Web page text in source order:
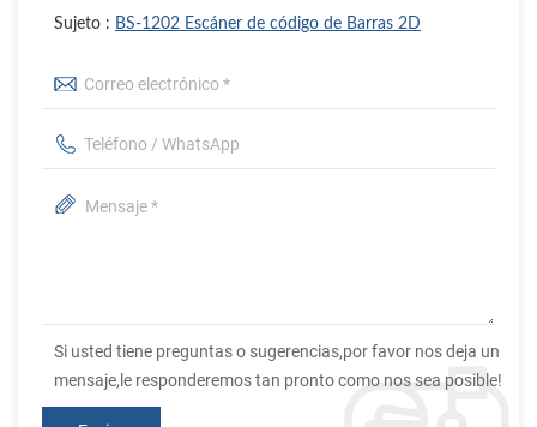
Sujeto : BS-1202 Escáner de código de Barras 2D
Si usted tiene preguntas o sugerencias,por favor nos deja un
mensaje,le responderemos tan pronto como nos sea posible!